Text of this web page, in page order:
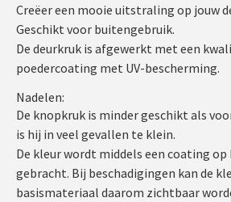
Creëer een mooie uitstraling op jouw
Geschikt voor buitengebruik.
De deurkruk is afgewerkt met een
poedercoating met UV-bescherming.
Nadelen:
De knopkruk is minder geschikt als
is hij in veel gevallen te klein.
De kleur wordt middels een coating
gebracht. Bij beschadigingen kan de
basismateriaal daarom zichtbaar